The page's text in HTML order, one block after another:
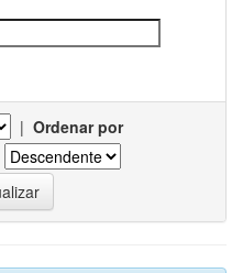
| Ordenar por